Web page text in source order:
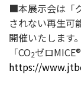
■本展示会は「
されない再生可
開催いたします
「CO2ゼロ
https://